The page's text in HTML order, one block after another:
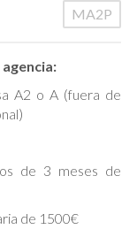
MA2P
A2 o A (fuera de
de 3 meses de
de 1500€